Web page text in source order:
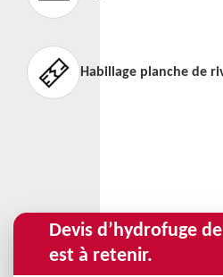
Habillage planche de
Devis d’hydrofuge
est à retenir.